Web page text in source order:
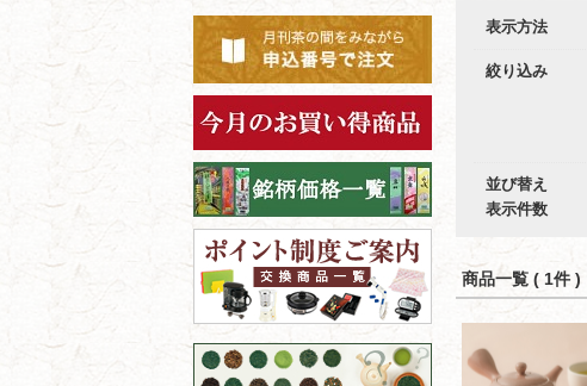
表示方法
絞り込み
並び替え
表示件数
商品一覧 ( 1件 )